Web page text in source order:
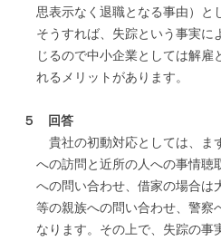
思表示なく退職となる事由）と
そうすれば、失踪という事実に
じるので中小企業としては解雇
れるメリットがあります。
５ 回答
貴社の初動対応としては、ま
への訪問と近所の人への事情聴
への問い合わせ、借家の場合は
等の親族への問い合わせ、警察
なります。その上で、失踪の事